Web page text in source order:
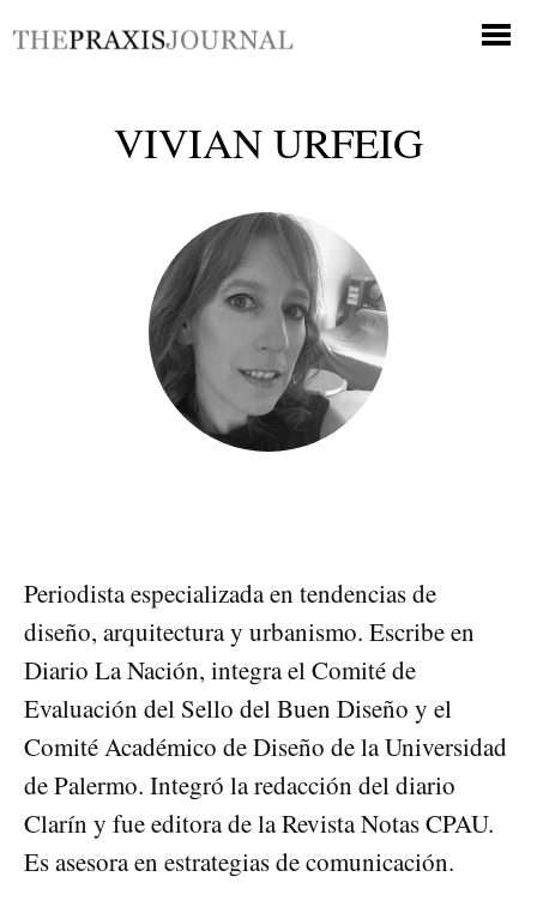
VIVIAN URFEIG
Periodista especializada en tendencias de
diseño, arquitectura y urbanismo. Escribe en
Diario La Nación, integra el Comité de
Evaluación del Sello del Buen Diseño y el
Comité Académico de Diseño de la Universidad
de Palermo. Integró la redacción del diario
Clarín y fue editora de la Revista Notas CPAU.
Es asesora en estrategias de comunicación.